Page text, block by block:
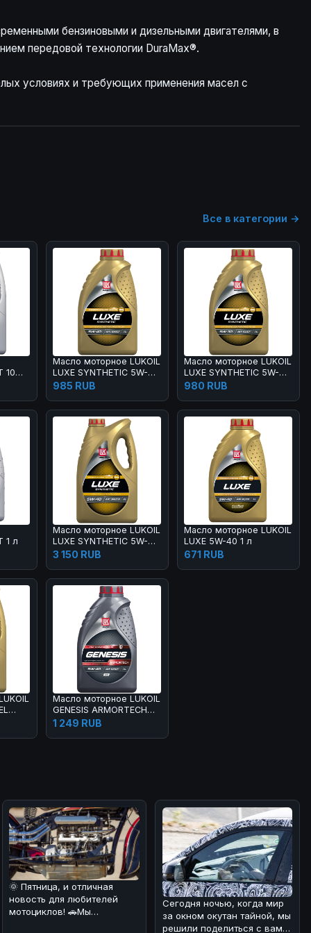
бензиновыми и дизельными двигателями, в
передовой технологии DuraMax®.
условиях и требующих применения масел с
Все в категории →
Масло моторное LUKOIL
LUXE SYNTHETIC 5W-40
1 л
985 RUB
Масло моторное LUKOIL
LUXE SYNTHETIC 5W-30
1 л
980 RUB
1 л
Масло моторное LUKOIL
LUXE SYNTHETIC 5W-40
4 л
3 150 RUB
Масло моторное LUKOIL
LUXE 5W-40 1 л
671 RUB
Масло моторное LUKOIL
GENESIS ARMORTECH
CN 5W-40 1 л
1 249 RUB
🌞 Пятница, и отличная
новость для любителей
мотоциклов! 🚗Мы
Сегодня ночью, когда мир
за окном окутан тайной, мы
решили поделиться с вами